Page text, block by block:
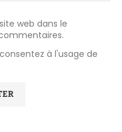
web dans le
à l'usage de